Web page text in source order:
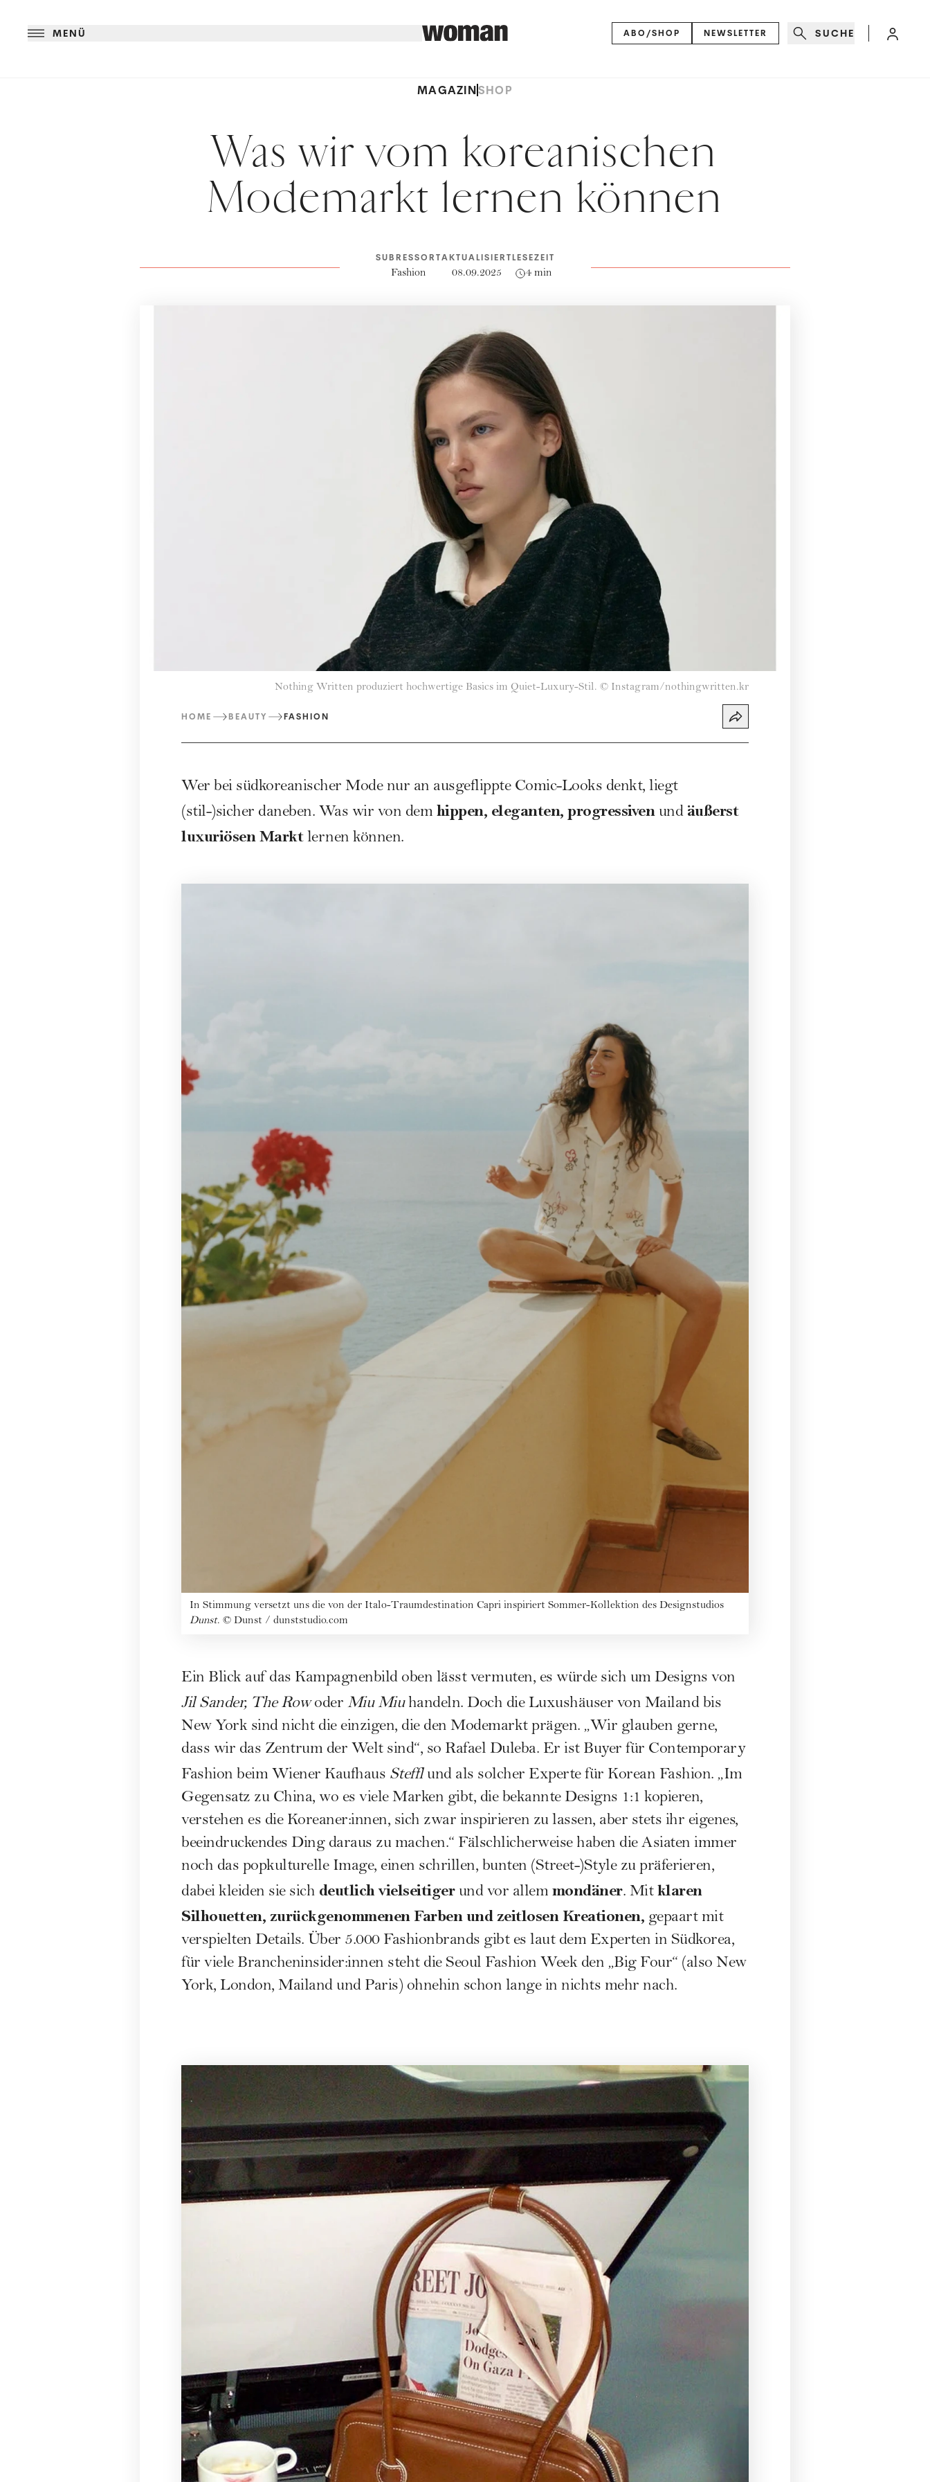
MENÜ ABO/SHOP NEWSLETTER SUCHE
MAGAZINSHOP
Was wir vom koreanischen
Modemarkt lernen können
SUBRESSORT
Fashion
AKTUALISIERT
08.09.2025
LESEZEIT
4 min
Nothing Written produziert hochwertige Basics im Quiet-Luxury-Stil. © Instagram/nothingwritten.kr
HOME BEAUTY FASHION
Wer bei südkoreanischer Mode nur an ausgeflippte Comic-Looks denkt, liegt
(stil-)sicher daneben. Was wir von dem hippen, eleganten, progressivenund äußerst
luxuriösen Marktlernen können.
In Stimmung versetzt uns die von der Italo-Traumdestination Capri inspiriert Sommer-Kollektion des Designstudios
Dunst. © Dunst / dunststudio.com
Ein Blick auf das Kampagnenbild oben lässt vermuten, es würde sich um Designs von
Jil Sander, The Rowoder Miu Miu handeln. Doch die Luxushäuser von Mailand bis
New York sind nicht die einzigen, die den Modemarkt prägen. „Wir glauben gerne,
dass wir das Zentrum der Welt sind“, so Rafael Duleba. Er ist Buyer für Contemporary
Fashion beim Wiener Kaufhaus Steffl und als solcher Experte für Korean Fashion. „Im
Gegensatz zu China, wo es viele Marken gibt, die bekannte Designs 1:1 kopieren,
verstehen es die Koreaner:innen, sich zwar inspirieren zu lassen, aber stets ihr eigenes,
beeindruckendes Ding daraus zu machen.“ Fälschlicherweise haben die Asiaten immer
noch das popkulturelle Image, einen schrillen, bunten (Street-)Style zu präferieren,
dabei kleiden sie sich deutlich vielseitigerund vor allem mondäner. Mit klaren
Silhouetten, zurückgenommenen Farben und zeitlosen Kreationen, gepaart mit
verspielten Details. Über 5.000 Fashionbrands gibt es laut dem Experten in Südkorea,
für viele Brancheninsider:innen steht die Seoul Fashion Week den „Big Four“ (also New
York, London, Mailand und Paris) ohnehin schon lange in nichts mehr nach.